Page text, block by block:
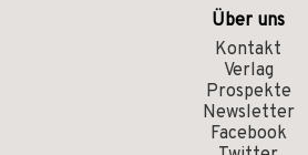
Über uns
Kontakt
Verlag
Prospekte
Newsletter
Facebook